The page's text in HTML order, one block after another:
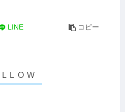
LINE コピー